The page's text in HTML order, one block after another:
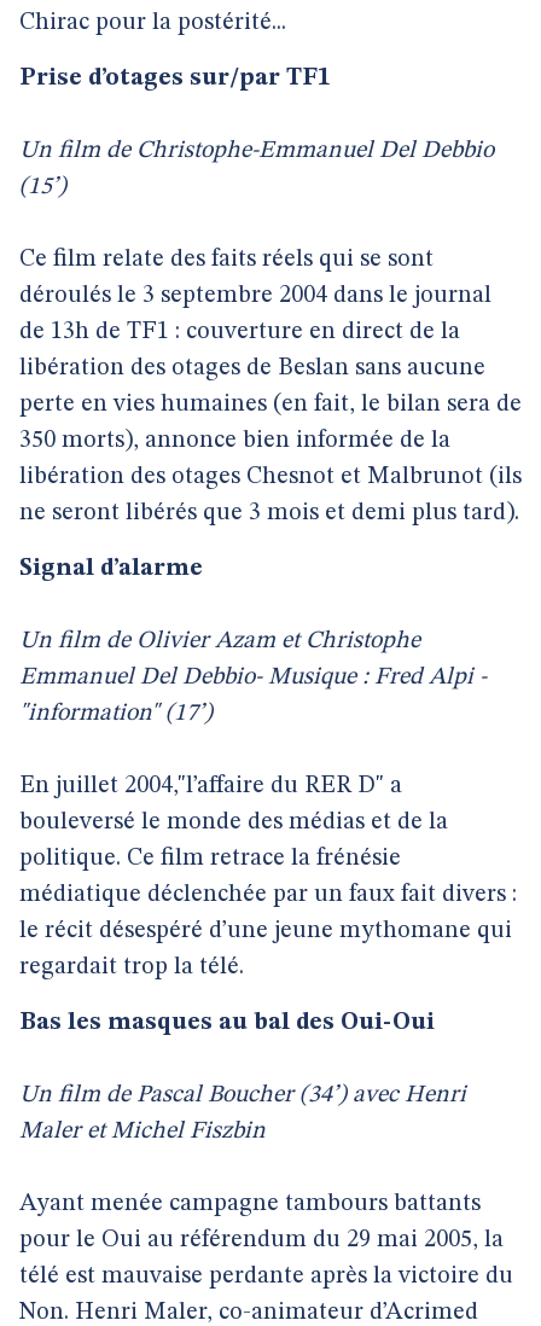
Chirac pour la postérité...
Prise d’otages sur/par TF1
Un film de Christophe-Emmanuel Del Debbio
(15’)
Ce film relate des faits réels qui se sont
déroulés le 3 septembre 2004 dans le journal
de 13h de TF1 : couverture en direct de la
libération des otages de Beslan sans aucune
perte en vies humaines (en fait, le bilan sera de
350 morts), annonce bien informée de la
libération des otages Chesnot et Malbrunot (ils
ne seront libérés que 3 mois et demi plus tard).
Signal d’alarme
Un film de Olivier Azam et Christophe
Emmanuel Del Debbio- Musique : Fred Alpi -
"information" (17’)
En juillet 2004,"l’affaire du RER D" a
bouleversé le monde des médias et de la
politique. Ce film retrace la frénésie
médiatique déclenchée par un faux fait divers :
le récit désespéré d’une jeune mythomane qui
regardait trop la télé.
Bas les masques au bal des Oui-Oui
Un film de Pascal Boucher (34’) avec Henri
Maler et Michel Fiszbin
Ayant menée campagne tambours battants
pour le Oui au référendum du 29 mai 2005, la
télé est mauvaise perdante après la victoire du
Non. Henri Maler, co-animateur d’Acrimed